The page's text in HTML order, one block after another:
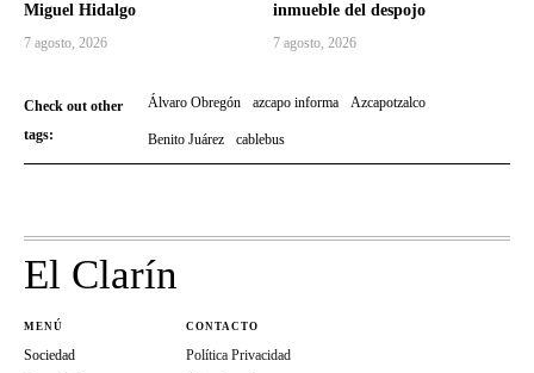
Miguel Hidalgo
7 agosto, 2026
inmueble del despojo
7 agosto, 2026
Check out other
tags:
Álvaro Obregón azcapo informa Azcapotzalco
Benito Juárez cablebus
El Clarín
MENÚ
Sociedad
CONTACTO
Política Privacidad